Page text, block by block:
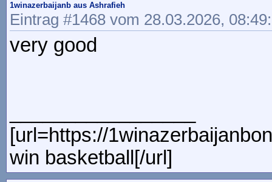
1winazerbaijanb aus Ashrafieh
Eintrag #1468 vom 28.03.2026,
very good
[url=https://
win basketball[/url]